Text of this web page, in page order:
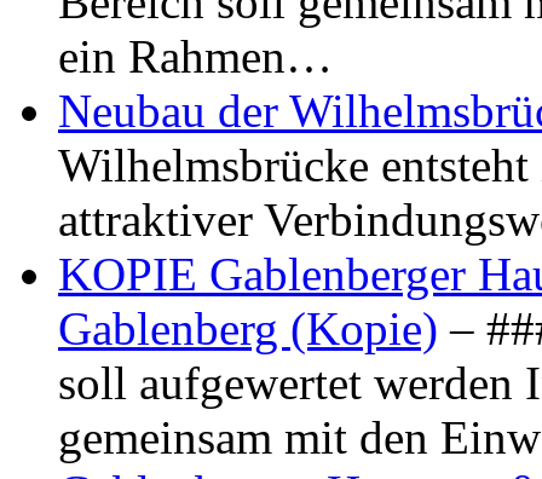
ein Rahmen…
Neubau der
Wilhelmsbrücke
attraktiver
KOPIE Gablenberger
Gablenberg (Kopie) –
soll aufgewertet werden
gemeinsam mit den